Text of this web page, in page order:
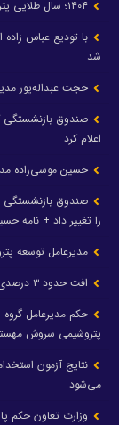
شد
حجت عبداله‌پور
صندوق بازنشستگی
اعلام کرد
حسین موسی‌زاده
صندوق بازنشستگی
را تغییر داد + نامه
مدیرعامل توسعه
افت حدود ۳ درصدی قیمت نفت
حکم مدیرعامل
پتروشیمی سروش
می‌شود
وزارت تعاون حکم